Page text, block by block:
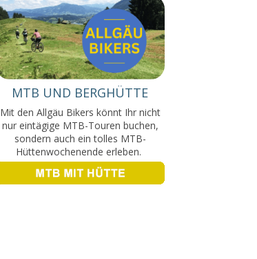
MTB UND BERGHÜTTE
Mit den Allgäu Bikers könnt Ihr nicht
nur eintägige MTB-Touren buchen,
sondern auch ein tolles MTB-
Hüttenwochenende erleben.